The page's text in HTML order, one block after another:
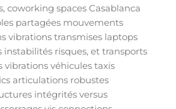
coworking spaces Casablanca
partagées mouvements
vibrations transmises laptops
instabilités risques, et transports
vibrations véhicules taxis
articulations robustes
intégrités versus